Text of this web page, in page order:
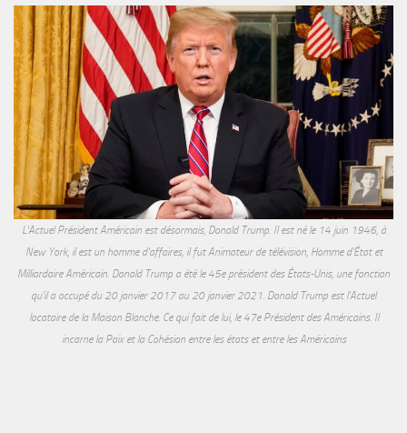
L'Actuel Président Américain est désormais, Donald Trump. Il est né le 14 juin 1946, à
New York, il est un homme d'affaires, il fut Animateur de télévision, Homme d'État et
Milliardaire Américain. Donald Trump a été le 45e président des États-Unis, une fonction
qu'il a occupé du 20 janvier 2017 au 20 janvier 2021. Donald Trump est l'Actuel
locataire de la Maison Blanche. Ce qui fait de lui, le 47e Président des Américains. Il
incarne la Paix et la Cohésion entre les états et entre les Américains